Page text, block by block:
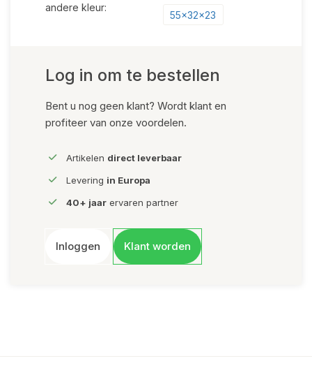
andere kleur:
55x32x23
Log in om te bestellen
Bent u nog geen klant? Wordt klant en
profiteer van onze voordelen.
Artikelen direct leverbaar
Levering in Europa
40+ jaar ervaren partner
Inloggen Klant worden